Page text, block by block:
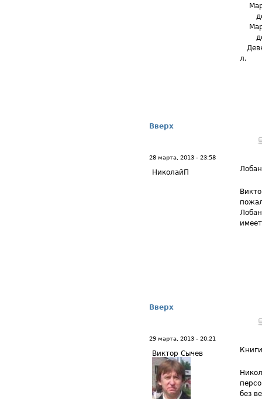
л.
Вверх
28 марта, 2013 - 23:58
НиколайП
Вверх
29 марта, 2013 - 20:21
Виктор Сычев
без